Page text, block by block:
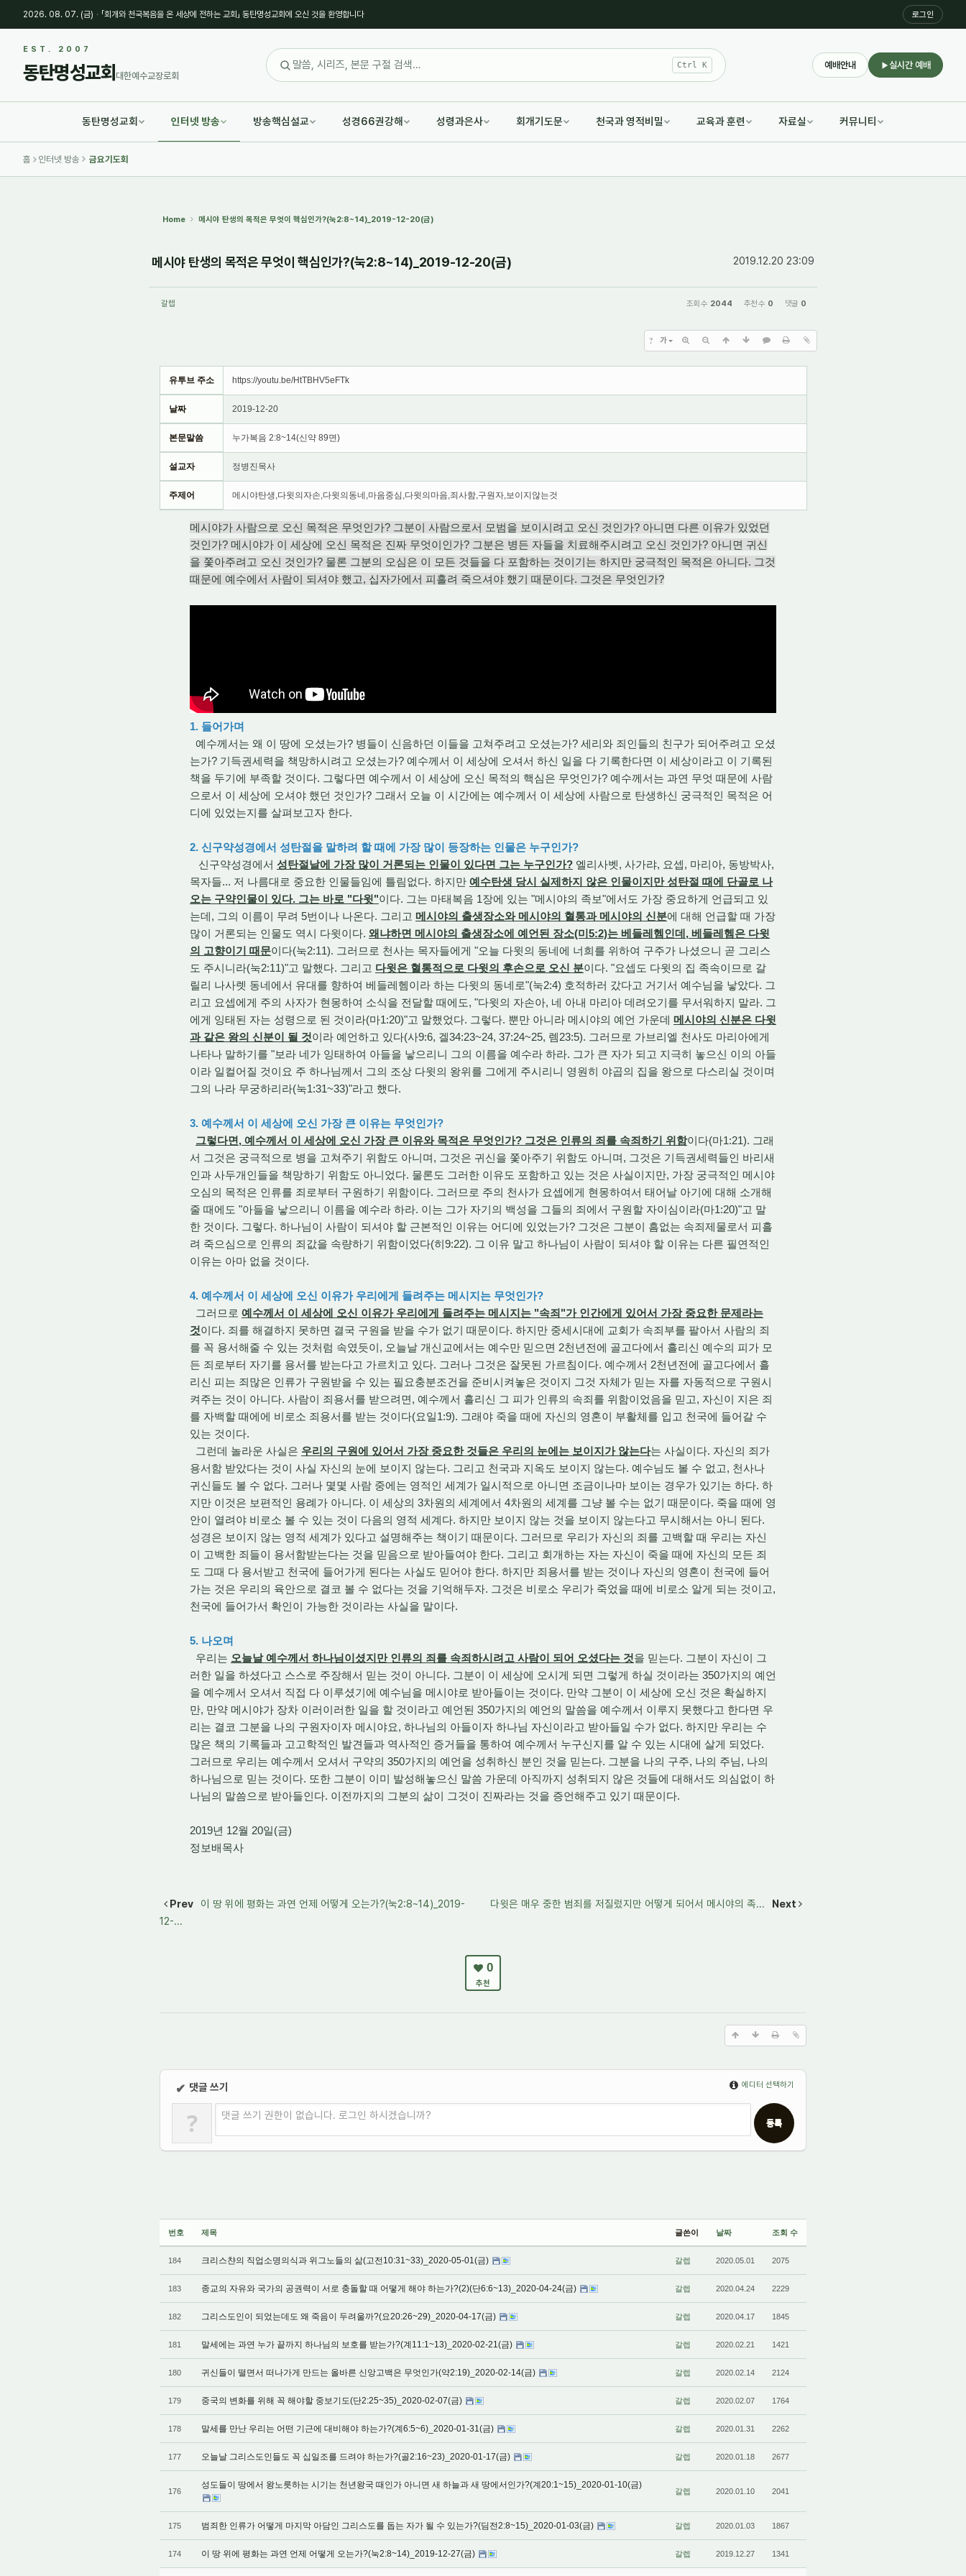
2026. 08. 07. (금) · 「회개와 천국복음을 온 세상에 전하는 교회」 동탄명성교회에 오신 것을 환영합니다 로그인
EST. 2007
동탄명성교회 대한예수교장로회
Ctrl K 예배안내 실시간 예배
동탄명성교회 인터넷 방송 방송핵심설교 성경66권강해 성령과은사 회개기도문 천국과 영적비밀 교육과 훈련 자료실 커뮤니티
홈 인터넷 방송 금요기도회
Home 메시야 탄생의 목적은 무엇이 핵심인가?(눅2:8~14)_2019-12-20(금)
2019.12.20 23:09
메시야 탄생의 목적은 무엇이 핵심인가?(눅2:8~14)_2019-12-20(금)
갈렙 조회 수 2044 추천 수 0 댓글 0
? 가
유투브 주소 https://youtu.be/HtTBHV5eFTk
날짜 2019-12-20
본문말씀 누가복음 2:8~14(신약 89면)
설교자 정병진목사
주제어 메시야탄생,다윗의자손,다윗의동네,마음중심,다윗의마음,죄사함,구원자,보이지않는것
메시야가 사람으로 오신 목적은 무엇인가? 그분이 사람으로서 모범을 보이시려고 오신 것인가? 아니면 다른 이유가 있었던
것인가? 메시야가 이 세상에 오신 목적은 진짜 무엇이인가? 그분은 병든 자들을 치료해주시려고 오신 것인가? 아니면 귀신
을 쫓아주려고 오신 것인가? 물론 그분의 오심은 이 모든 것들을 다 포함하는 것이기는 하지만 궁극적인 목적은 아니다. 그것
때문에 예수에서 사람이 되셔야 했고, 십자가에서 피흘려 죽으셔야 했기 때문이다. 그것은 무엇인가?
1. 들어가며
예수께서는 왜 이 땅에 오셨는가? 병들이 신음하던 이들을 고쳐주려고 오셨는가? 세리와 죄인들의 친구가 되어주려고 오셨
는가? 기득권세력을 책망하시려고 오셨는가? 예수께서 이 세상에 오셔서 하신 일을 다 기록한다면 이 세상이라고 이 기록된
책을 두기에 부족할 것이다. 그렇다면 예수께서 이 세상에 오신 목적의 핵심은 무엇인가? 예수께서는 과연 무엇 때문에 사람
으로서 이 세상에 오셔야 했던 것인가? 그래서 오늘 이 시간에는 예수께서 이 세상에 사람으로 탄생하신 궁극적인 목적은 어
디에 있었는지를 살펴보고자 한다.
2. 신구약성경에서 성탄절을 말하려 할 때에 가장 많이 등장하는 인물은 누구인가?
신구약성경에서 성탄절날에 가장 많이 거론되는 인물이 있다면 그는 누구인가? 엘리사벳, 사가랴, 요셉, 마리아, 동방박사,
목자들... 저 나름대로 중요한 인물들임에 틀림없다. 하지만 예수탄생 당시 실제하지 않은 인물이지만 성탄절 때에 단골로 나
오는 구약인물이 있다. 그는 바로 "다윗"이다. 그는 마태복음 1장에 있는 "메시야의 족보"에서도 가장 중요하게 언급되고 있
는데, 그의 이름이 무려 5번이나 나온다. 그리고 메시야의 출생장소와 메시야의 혈통과 메시야의 신분에 대해 언급할 때 가장
많이 거론되는 인물도 역시 다윗이다. 왜냐하면 메시야의 출생장소에 예언된 장소(미5:2)는 베들레헴인데, 베들레헴은 다윗
의 고향이기 때문이다(눅2:11). 그러므로 천사는 목자들에게 "오늘 다윗의 동네에 너희를 위하여 구주가 나셨으니 곧 그리스
도 주시니라(눅2:11)"고 말했다. 그리고 다윗은 혈통적으로 다윗의 후손으로 오신 분이다. "요셉도 다윗의 집 족속이므로 갈
릴리 나사렛 동네에서 유대를 향하여 베들레헴이라 하는 다윗의 동네로"(눅2:4) 호적하러 갔다고 거기서 예수님을 낳았다. 그
리고 요셉에게 주의 사자가 현몽하여 소식을 전달할 때에도, "다윗의 자손아, 네 아내 마리아 데려오기를 무서워하지 말라. 그
에게 잉태된 자는 성령으로 된 것이라(마1:20)"고 말했었다. 그렇다. 뿐만 아니라 메시야의 예언 가운데 메시야의 신분은 다윗
과 같은 왕의 신분이 될 것이라 예언하고 있다(사9:6, 겔34:23~24, 37:24~25, 렘23:5). 그러므로 가브리엘 천사도 마리아에게
나타나 말하기를 "보라 네가 잉태하여 아들을 낳으리니 그의 이름을 예수라 하라. 그가 큰 자가 되고 지극히 놓으신 이의 아들
이라 일컬어질 것이요 주 하나님께서 그의 조상 다윗의 왕위를 그에게 주시리니 영원히 야곱의 집을 왕으로 다스리실 것이며
그의 나라 무궁하리라(눅1:31~33)"라고 했다.
3. 예수께서 이 세상에 오신 가장 큰 이유는 무엇인가?
그렇다면, 예수께서 이 세상에 오신 가장 큰 이유와 목적은 무엇인가? 그것은 인류의 죄를 속죄하기 위함이다(마1:21). 그래
서 그것은 궁극적으로 병을 고쳐주기 위함도 아니며, 그것은 귀신을 쫓아주기 위함도 아니며, 그것은 기득권세력들인 바리새
인과 사두개인들을 책망하기 위함도 아니었다. 물론도 그러한 이유도 포함하고 있는 것은 사실이지만, 가장 궁극적인 메시야
오심의 목적은 인류를 죄로부터 구원하기 위함이다. 그러므로 주의 천사가 요셉에게 현몽하여서 태어날 아기에 대해 소개해
줄 때에도 "아들을 낳으리니 이름을 예수라 하라. 이는 그가 자기의 백성을 그들의 죄에서 구원할 자이심이라(마1:20)"고 말
한 것이다. 그렇다. 하나님이 사람이 되셔야 할 근본적인 이유는 어디에 있었는가? 그것은 그분이 흠없는 속죄제물로서 피흘
려 죽으심으로 인류의 죄값을 속량하기 위함이었다(히9:22). 그 이유 말고 하나님이 사람이 되셔야 할 이유는 다른 필연적인
이유는 아마 없을 것이다.
4. 예수께서 이 세상에 오신 이유가 우리에게 들려주는 메시지는 무엇인가?
그러므로 예수께서 이 세상에 오신 이유가 우리에게 들려주는 메시지는 "속죄"가 인간에게 있어서 가장 중요한 문제라는
것이다. 죄를 해결하지 못하면 결국 구원을 받을 수가 없기 때문이다. 하지만 중세시대에 교회가 속죄부를 팔아서 사람의 죄
를 꼭 용서해줄 수 있는 것처럼 속였듯이, 오늘날 개신교에서는 예수만 믿으면 2천년전에 골고다에서 흘리신 예수의 피가 모
든 죄로부터 자기를 용서를 받는다고 가르치고 있다. 그러나 그것은 잘못된 가르침이다. 예수께서 2천년전에 골고다에서 흘
리신 피는 죄많은 인류가 구원받을 수 있는 필요충분조건을 준비시켜놓은 것이지 그것 자체가 믿는 자를 자동적으로 구원시
켜주는 것이 아니다. 사람이 죄용서를 받으려면, 예수께서 흘리신 그 피가 인류의 속죄를 위함이었음을 믿고, 자신이 지은 죄
를 자백할 때에에 비로소 죄용서를 받는 것이다(요일1:9). 그래야 죽을 때에 자신의 영혼이 부활체를 입고 천국에 들어갈 수
있는 것이다.
그런데 놀라운 사실은 우리의 구원에 있어서 가장 중요한 것들은 우리의 눈에는 보이지가 않는다는 사실이다. 자신의 죄가
용서함 받았다는 것이 사실 자신의 눈에 보이지 않는다. 그리고 천국과 지옥도 보이지 않는다. 예수님도 볼 수 없고, 천사나
귀신들도 볼 수 없다. 그러나 몇몇 사람 중에는 영적인 세계가 일시적으로 아니면 조금이나마 보이는 경우가 있기는 하다. 하
지만 이것은 보편적인 용례가 아니다. 이 세상의 3차원의 세계에서 4차원의 세계를 그냥 볼 수는 없기 때문이다. 죽을 때에 영
안이 열려야 비로소 볼 수 있는 것이 다음의 영적 세계다. 하지만 보이지 않는 것을 보이지 않는다고 무시해서는 아니 된다.
성경은 보이지 않는 영적 세계가 있다고 설명해주는 책이기 때문이다. 그러므로 우리가 자신의 죄를 고백할 때 우리는 자신
이 고백한 죄들이 용서함받는다는 것을 믿음으로 받아들여야 한다. 그리고 회개하는 자는 자신이 죽을 때에 자신의 모든 죄
도 그때 다 용서받고 천국에 들어가게 된다는 사실도 믿어야 한다. 하지만 죄용서를 받는 것이나 자신의 영혼이 천국에 들어
가는 것은 우리의 육안으로 결코 볼 수 없다는 것을 기억해두자. 그것은 비로소 우리가 죽었을 때에 비로소 알게 되는 것이고,
천국에 들어가서 확인이 가능한 것이라는 사실을 말이다.
5. 나오며
우리는 오늘날 예수께서 하나님이셨지만 인류의 죄를 속죄하시려고 사람이 되어 오셨다는 것을 믿는다. 그분이 자신이 그
러한 일을 하셨다고 스스로 주장해서 믿는 것이 아니다. 그분이 이 세상에 오시게 되면 그렇게 하실 것이라는 350가지의 예언
을 예수께서 오셔서 직접 다 이루셨기에 예수님을 메시야로 받아들이는 것이다. 만약 그분이 이 세상에 오신 것은 확실하지
만, 만약 메시야가 장차 이러이러한 일을 할 것이라고 예언된 350가지의 예언의 말씀을 예수께서 이루지 못했다고 한다면 우
리는 결코 그분을 나의 구원자이자 메시야요, 하나님의 아들이자 하나님 자신이라고 받아들일 수가 없다. 하지만 우리는 수
많은 책의 기록들과 고고학적인 발견들과 역사적인 증거들을 통하여 예수께서 누구신지를 알 수 있는 시대에 살게 되었다.
그러므로 우리는 예수께서 오셔서 구약의 350가지의 예언을 성취하신 분인 것을 믿는다. 그분을 나의 구주, 나의 주님, 나의
하나님으로 믿는 것이다. 또한 그분이 이미 발성해놓으신 말씀 가운데 아직까지 성취되지 않은 것들에 대해서도 의심없이 하
나님의 말씀으로 받아들인다. 이전까지의 그분의 삶이 그것이 진짜라는 것을 증언해주고 있기 때문이다.
2019년 12월 20일(금)
정보배목사
Prev
이 땅 위에 평화는 과연 언제 어떻게 오는가?(눅2:8~14)_2019-
12-...
다윗은 매우 중한 범죄를 저질렀지만 어떻게 되어서 메시야의 족... Next
0
추천
✔ 댓글 쓰기 에디터 선택하기
? 댓글 쓰기 권한이 없습니다. 로그인 하시겠습니까?
번호 제목 글쓴이 날짜 조회 수
184 크리스챤의 직업소명의식과 위그노들의 삶(고전10:31~33)_2020-05-01(금) 갈렙 2020.05.01 2075
183 종교의 자유와 국가의 공권력이 서로 충돌할 때 어떻게 해야 하는가?(2)(단6:6~13)_2020-04-24(금) 갈렙 2020.04.24 2229
182 그리스도인이 되었는데도 왜 죽음이 두려울까?(요20:26~29)_2020-04-17(금) 갈렙 2020.04.17 1845
181 말세에는 과연 누가 끝까지 하나님의 보호를 받는가?(계11:1~13)_2020-02-21(금) 갈렙 2020.02.21 1421
180 귀신들이 떨면서 떠나가게 만드는 올바른 신앙고백은 무엇인가(약2:19)_2020-02-14(금) 갈렙 2020.02.14 2124
179 중국의 변화를 위해 꼭 해야할 중보기도(단2:25~35)_2020-02-07(금) 갈렙 2020.02.07 1764
178 말세를 만난 우리는 어떤 기근에 대비해야 하는가?(계6:5~6)_2020-01-31(금) 갈렙 2020.01.31 2262
177 오늘날 그리스도인들도 꼭 십일조를 드려야 하는가?(골2:16~23)_2020-01-17(금) 갈렙 2020.01.18 2677
176
성도들이 땅에서 왕노릇하는 시기는 천년왕국 때인가 아니면 새 하늘과 새 땅에서인가?(계20:1~15)_2020-01-10(금)
갈렙 2020.01.10 2041
175 범죄한 인류가 어떻게 마지막 아담인 그리스도를 돕는 자가 될 수 있는가?(딤전2:8~15)_2020-01-03(금) 갈렙 2020.01.03 1867
174 이 땅 위에 평화는 과연 언제 어떻게 오는가?(눅2:8~14)_2019-12-27(금) 갈렙 2019.12.27 1341
Sketchbook5, 스케치북5
Sketchbook5, 스케치북5
Sketchbook5, 스케치북5
Sketchbook5, 스케치북5